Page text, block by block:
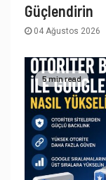
Güçlendirin
04 Ağustos 2026
5 min read